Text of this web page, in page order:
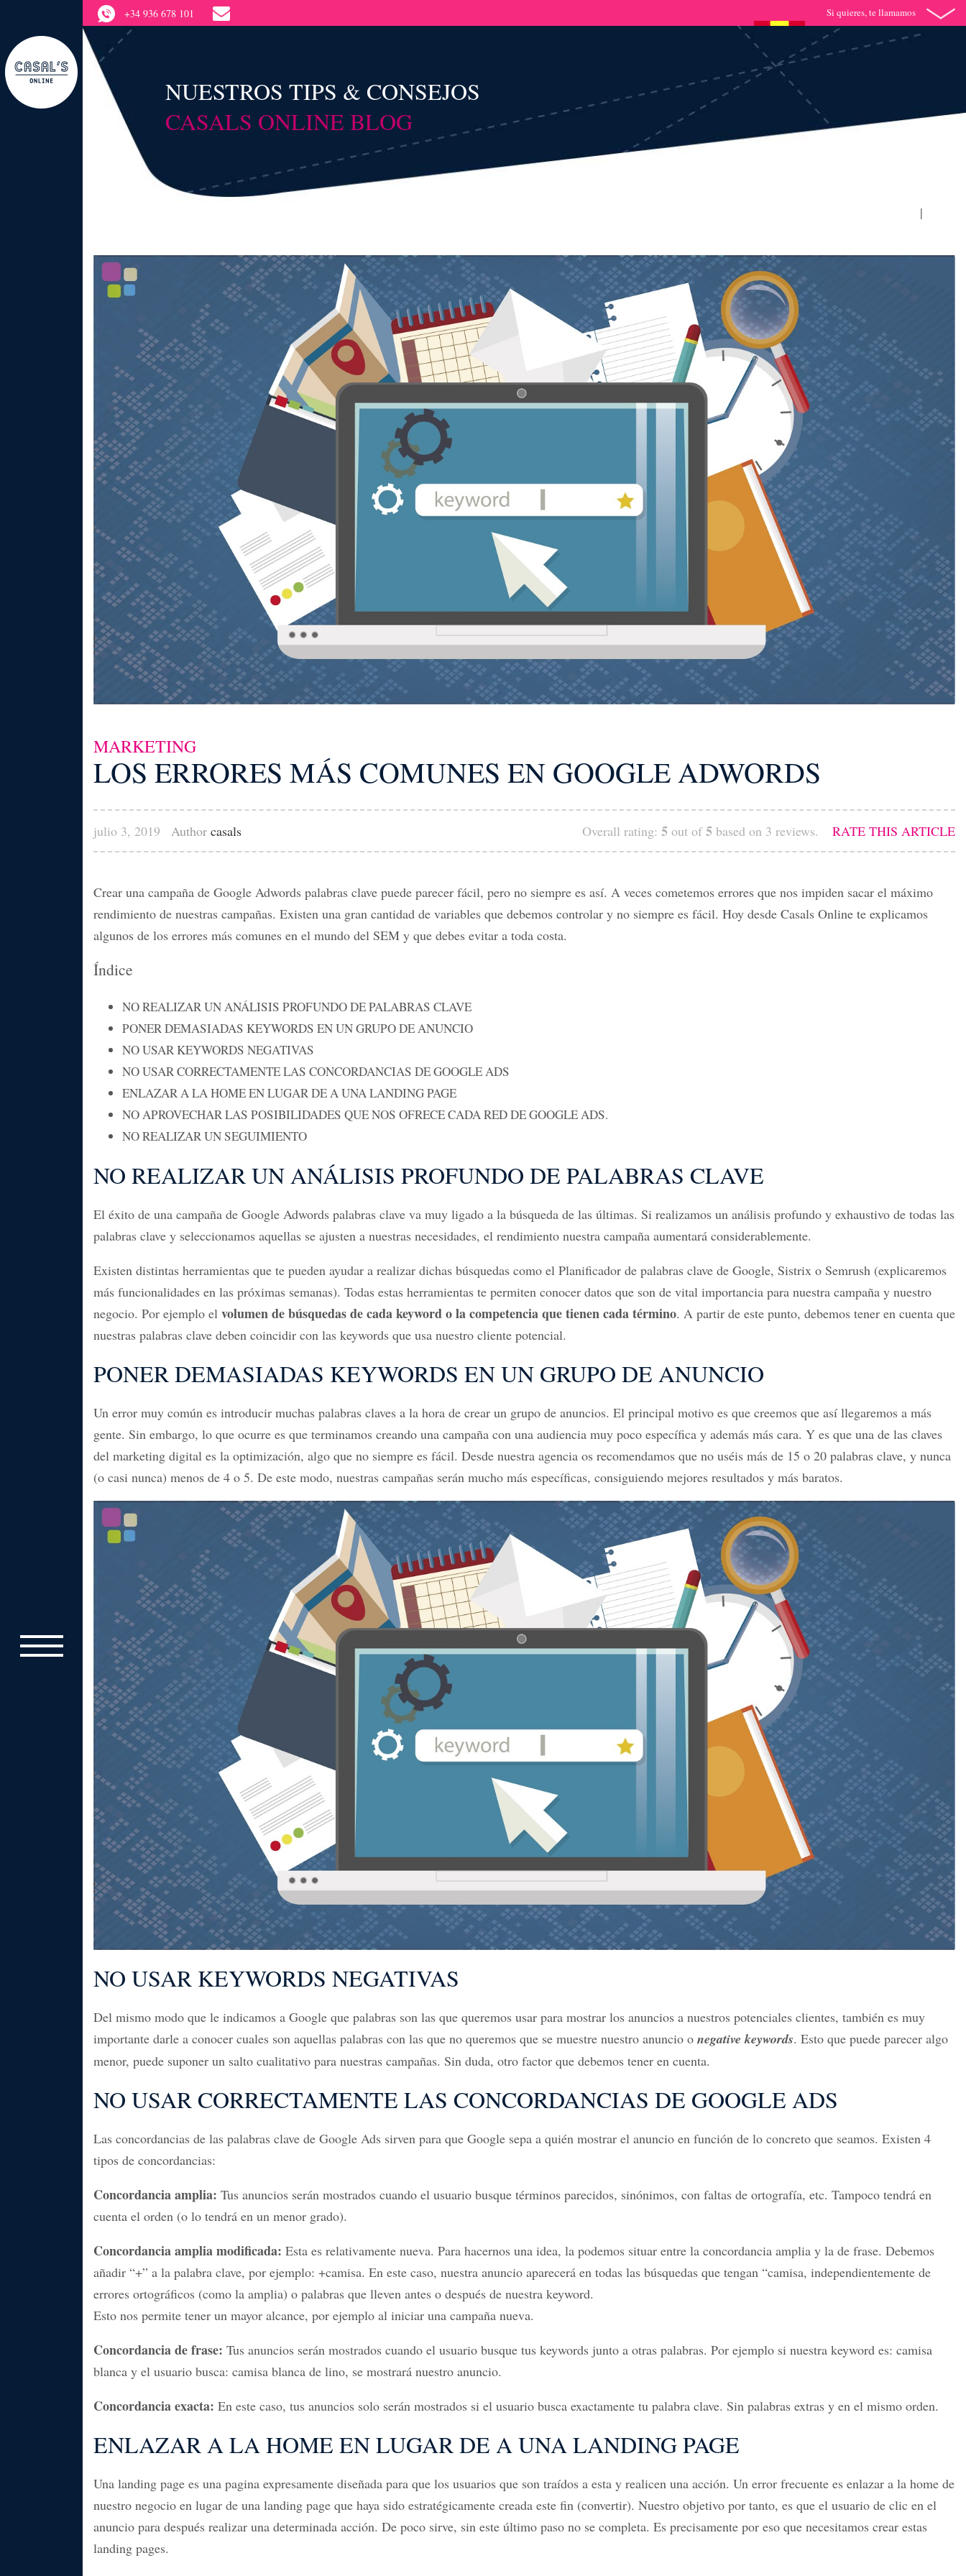
+34 936 678 101 Si quieres, te llamamos
NUESTROS TIPS & CONSEJOS
CASALS ONLINE BLOG
|
MARKETING
LOS ERRORES MÁS COMUNES EN GOOGLE ADWORDS
julio 3, 2019 Author casals Overall rating: 5 out of5 based on 3 reviews. RATE THIS ARTICLE
Crear una campaña de Google Adwords palabras clave puede parecer fácil, pero no siempre es así. A veces cometemos errores que nos impiden sacar el máximo
rendimiento de nuestras campañas. Existen una gran cantidad de variables que debemos controlar y no siempre es fácil. Hoy desde Casals Online te explicamos
algunos de los errores más comunes en el mundo del SEM y que debes evitar a toda costa.
Índice
NO REALIZAR UN ANÁLISIS PROFUNDO DE PALABRAS CLAVE
PONER DEMASIADAS KEYWORDS EN UN GRUPO DE ANUNCIO
NO USAR KEYWORDS NEGATIVAS
NO USAR CORRECTAMENTE LAS CONCORDANCIAS DE GOOGLE ADS
ENLAZAR A LA HOME EN LUGAR DE A UNA LANDING PAGE
NO APROVECHAR LAS POSIBILIDADES QUE NOS OFRECE CADA RED DE GOOGLE ADS.
NO REALIZAR UN SEGUIMIENTO
NO REALIZAR UN ANÁLISIS PROFUNDO DE PALABRAS CLAVE
El éxito de una campaña de Google Adwords palabras clave va muy ligado a la búsqueda de las últimas. Si realizamos un análisis profundo y exhaustivo de todas las
palabras clave y seleccionamos aquellas se ajusten a nuestras necesidades, el rendimiento nuestra campaña aumentará considerablemente.
Existen distintas herramientas que te pueden ayudar a realizar dichas búsquedas como el Planificador de palabras clave de Google, Sistrix o Semrush (explicaremos
más funcionalidades en las próximas semanas). Todas estas herramientas te permiten conocer datos que son de vital importancia para nuestra campaña y nuestro
negocio. Por ejemplo el volumen de búsquedas de cada keyword o la competencia que tienen cada término. A partir de este punto, debemos tener en cuenta que
nuestras palabras clave deben coincidir con las keywords que usa nuestro cliente potencial.
PONER DEMASIADAS KEYWORDS EN UN GRUPO DE ANUNCIO
Un error muy común es introducir muchas palabras claves a la hora de crear un grupo de anuncios. El principal motivo es que creemos que así llegaremos a más
gente. Sin embargo, lo que ocurre es que terminamos creando una campaña con una audiencia muy poco específica y además más cara. Y es que una de las claves
del marketing digital es la optimización, algo que no siempre es fácil. Desde nuestra agencia os recomendamos que no uséis más de 15 o 20 palabras clave, y nunca
(o casi nunca) menos de 4 o 5. De este modo, nuestras campañas serán mucho más específicas, consiguiendo mejores resultados y más baratos.
NO USAR KEYWORDS NEGATIVAS
Del mismo modo que le indicamos a Google que palabras son las que queremos usar para mostrar los anuncios a nuestros potenciales clientes, también es muy
importante darle a conocer cuales son aquellas palabras con las que no queremos que se muestre nuestro anuncio o negative keywords. Esto que puede parecer algo
menor, puede suponer un salto cualitativo para nuestras campañas. Sin duda, otro factor que debemos tener en cuenta.
NO USAR CORRECTAMENTE LAS CONCORDANCIAS DE GOOGLE ADS
Las concordancias de las palabras clave de Google Ads sirven para que Google sepa a quién mostrar el anuncio en función de lo concreto que seamos. Existen 4
tipos de concordancias:
Concordancia amplia: Tus anuncios serán mostrados cuando el usuario busque términos parecidos, sinónimos, con faltas de ortografía, etc. Tampoco tendrá en
cuenta el orden (o lo tendrá en un menor grado).
Concordancia amplia modificada: Esta es relativamente nueva. Para hacernos una idea, la podemos situar entre la concordancia amplia y la de frase. Debemos
añadir “+” a la palabra clave, por ejemplo: +camisa. En este caso, nuestra anuncio aparecerá en todas las búsquedas que tengan “camisa, independientemente de
errores ortográficos (como la amplia) o palabras que lleven antes o después de nuestra keyword.
Esto nos permite tener un mayor alcance, por ejemplo al iniciar una campaña nueva.
Concordancia de frase: Tus anuncios serán mostrados cuando el usuario busque tus keywords junto a otras palabras. Por ejemplo si nuestra keyword es: camisa
blanca y el usuario busca: camisa blanca de lino, se mostrará nuestro anuncio.
Concordancia exacta: En este caso, tus anuncios solo serán mostrados si el usuario busca exactamente tu palabra clave. Sin palabras extras y en el mismo orden.
ENLAZAR A LA HOME EN LUGAR DE A UNA LANDING PAGE
Una landing page es una pagina expresamente diseñada para que los usuarios que son traídos a esta y realicen una acción. Un error frecuente es enlazar a la home de
nuestro negocio en lugar de una landing page que haya sido estratégicamente creada este fin (convertir). Nuestro objetivo por tanto, es que el usuario de clic en el
anuncio para después realizar una determinada acción. De poco sirve, sin este último paso no se completa. Es precisamente por eso que necesitamos crear estas
landing pages.